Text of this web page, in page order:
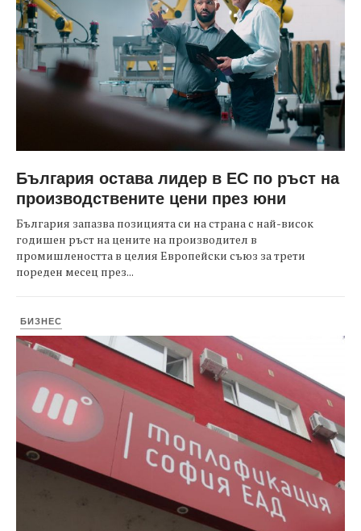
България остава лидер в ЕС по ръст на
производствените цени през юни
България запазва позицията си на страна с най-висок
годишен ръст на цените на производител в
промишлеността в целия Европейски съюз за трети
пореден месец през...
БИЗНЕС